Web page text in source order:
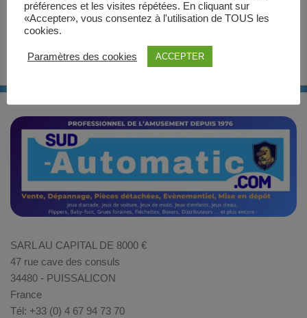
SARL AU CAPITAL DE 8000 €
47 rue cave des consuls
34480 - PUISSALICON
France
Tél: +33 (0) 4 67 94 73 70
préférences et les visites répétées. En cliquant sur
«Accepter», vous consentez à l'utilisation de TOUS les
cookies.
Paramètres des cookies ACCEPTER